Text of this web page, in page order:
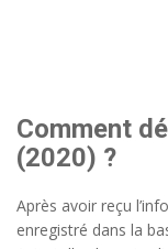
Comment
(2020) ?
Après avoir reçu
enregistré dans la